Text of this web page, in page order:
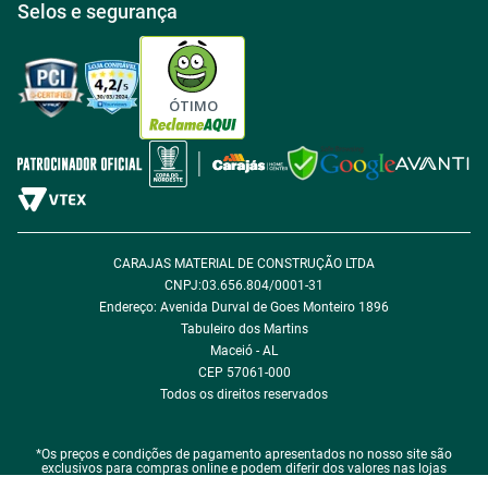
Política de Entrega
Política de Privacidade
Política de Cookie
Política de Desconto
Fale com encarregado de dados
Selos e segurança
ÓTIMO
CARAJAS MATERIAL DE CONSTRUÇÃO LTDA
CNPJ:03.656.804/0001-31
Endereço: Avenida Durval de Goes Monteiro 1896
Tabuleiro dos Martins
Maceió - AL
CEP 57061-000
Todos os direitos reservados
*Os preços e condições de pagamento apresentados no nosso site são
exclusivos para compras online e podem diferir dos valores nas lojas